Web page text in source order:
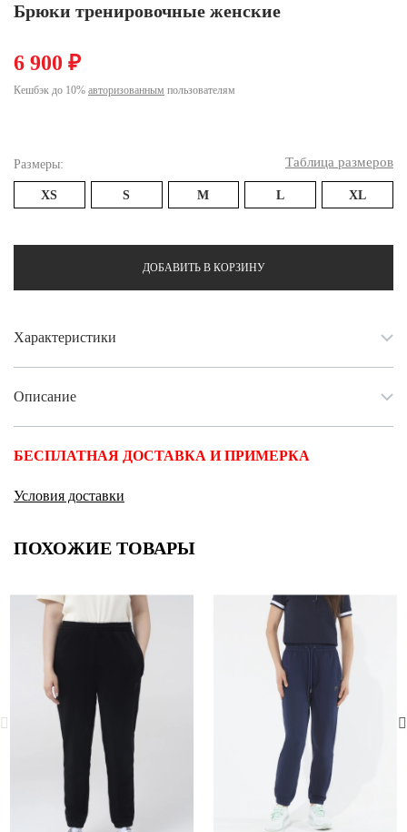
Брюки тренировочные женские
6 900 ₽
Кешбэк до 10% авторизованным пользователям
Размеры: Таблица размеров
XS S M L XL
ДОБАВИТЬ В КОРЗИНУ
Характеристики
Описание
БЕСПЛАТНАЯ ДОСТАВКА И ПРИМЕРКА
Условия доставки
ПОХОЖИЕ ТОВАРЫ